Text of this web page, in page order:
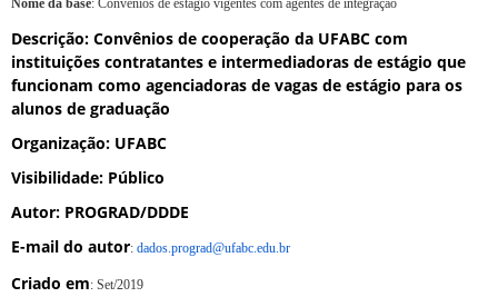
Descrição: Convênios de cooperação da UFABC com
instituições contratantes e intermediadoras de estágio que
funcionam como agenciadoras de vagas de estágio para os
alunos de graduação
Organização: UFABC
Visibilidade: Público
Autor: PROGRAD/DDDE
E-mail do autor: dados.prograd@ufabc.edu.br
Criado em: Set/2019